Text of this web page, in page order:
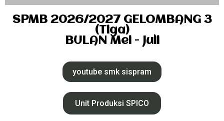
SPMB 2026/2027 GELOMBANG 3
(Tiga)
BULAN Mei - Juli
youtube smk sispram
Unit Produksi SPICO